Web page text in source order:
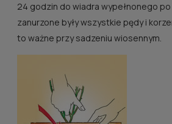
24 godzin do wiadra wypełnonego
zanurzone były wszystkie pędy i
to ważne przy sadzeniu wiosennym.